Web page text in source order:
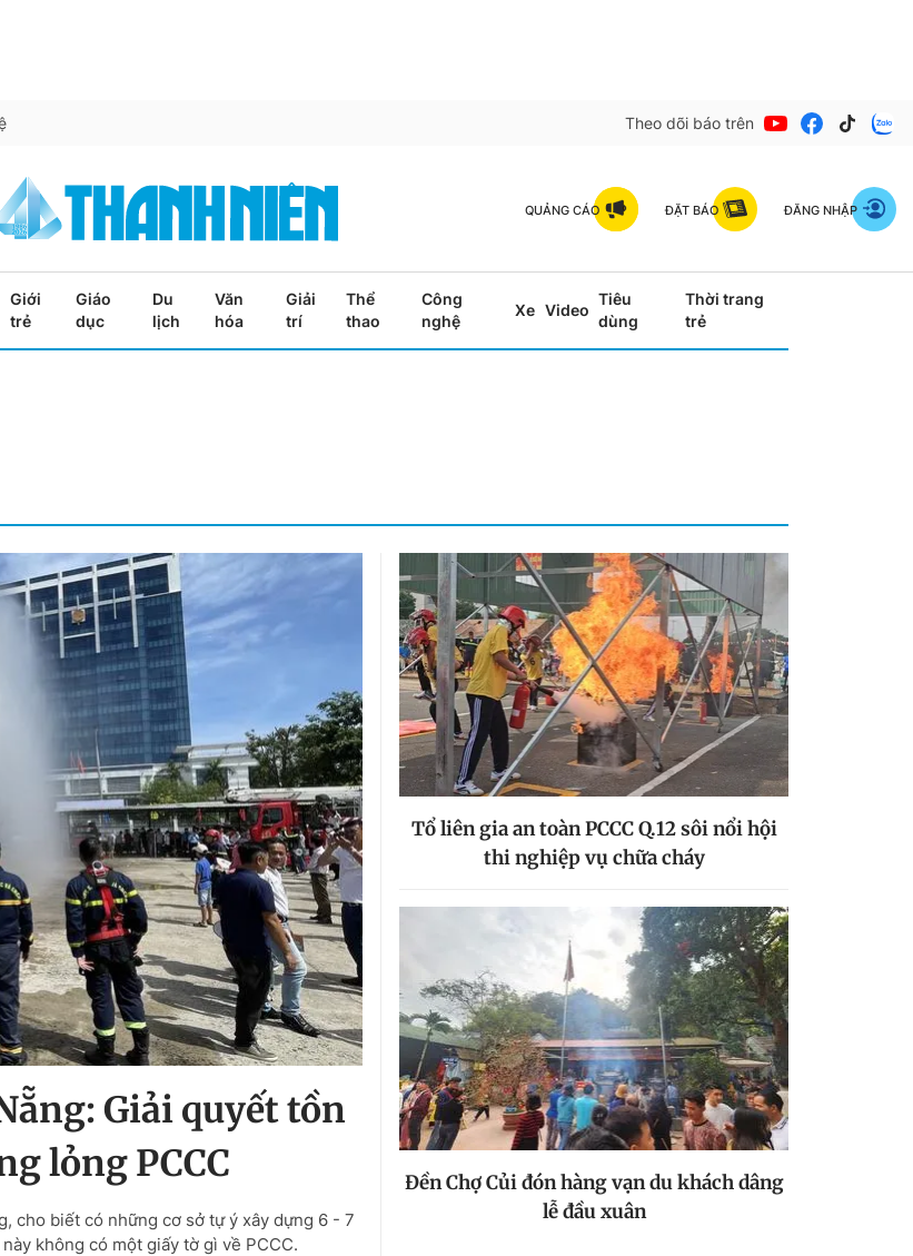
Theo dõi báo trên
QUẢNG CÁO ĐẶT BÁO ĐĂNG NHẬP
Giới
trẻ
Giáo
dục
Du
lịch
Văn
hóa
Giải
trí
Thể
thao
Công
nghệ
Xe Video
Tiêu
dùng
Thời trang
trẻ
Giải quyết tồn
lỏng PCCC
cho biết có những cơ sở tự ý xây dựng 6 - 7
không có một giấy tờ gì về PCCC.
Tổ liên gia an toàn PCCC Q.12 sôi nổi hội
thi nghiệp vụ chữa cháy
Đền Chợ Củi đón hàng vạn du khách dâng
lễ đầu xuân